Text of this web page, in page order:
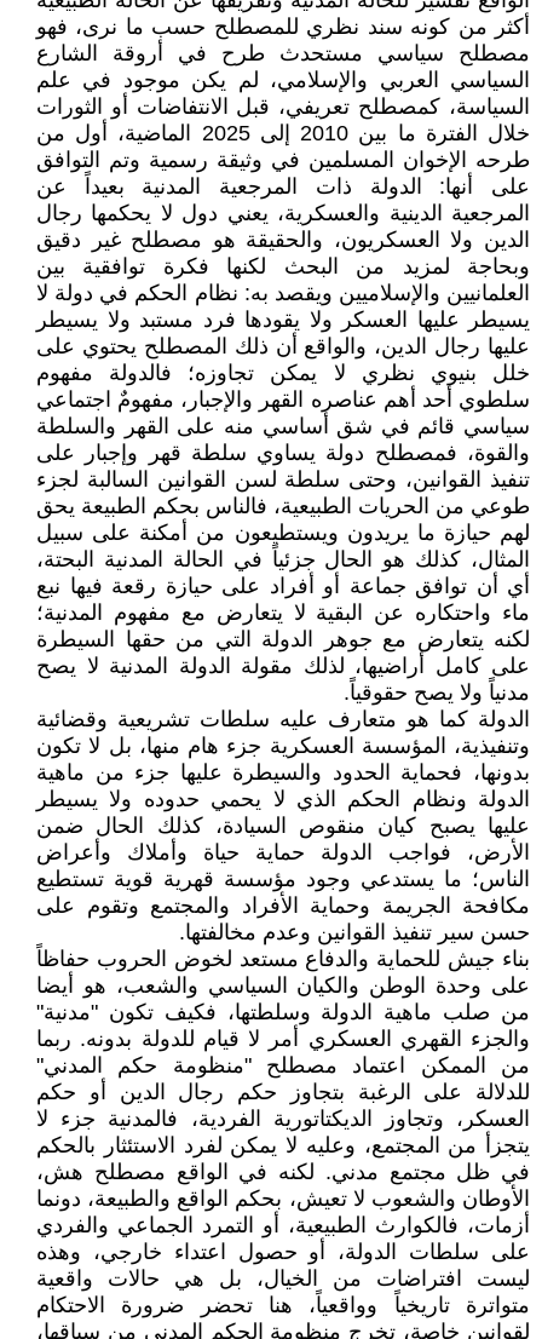
أكثر من كونه سند نظري للمصطلح حسب ما نرى، فهو
مصطلح سياسي مستحدث طرح في أروقة الشارع
السياسي العربي والإسلامي، لم يكن موجود في علم
السياسة، كمصطلح تعريفي، قبل الانتفاضات أو الثورات
خلال الفترة ما بين 2010 إلى 2025 الماضية، أول من
طرحه الإخوان المسلمين في وثيقة رسمية وتم التوافق
على أنها: الدولة ذات المرجعية المدنية بعيداً عن
المرجعية الدينية والعسكرية، يعني دول لا يحكمها رجال
الدين ولا العسكريون، والحقيقة هو مصطلح غير دقيق
وبحاجة لمزيد من البحث لكنها فكرة توافقية بين
العلمانيين والإسلاميين ويقصد به: نظام الحكم في دولة لا
يسيطر عليها العسكر ولا يقودها فرد مستبد ولا يسيطر
عليها رجال الدين، والواقع أن ذلك المصطلح يحتوي على
خلل بنيوي نظري لا يمكن تجاوزه؛ فالدولة مفهوم
سلطوي أحد أهم عناصره القهر والإجبار، مفهومٌ اجتماعي
سياسي قائم في شق أساسي منه على القهر والسلطة
والقوة، فمصطلح دولة يساوي سلطة قهر وإجبار على
تنفيذ القوانين، وحتى سلطة لسن القوانين السالبة لجزء
طوعي من الحريات الطبيعية، فالناس بحكم الطبيعة يحق
لهم حيازة ما يريدون ويستطيعون من أمكنة على سبيل
المثال، كذلك هو الحال جزئياً في الحالة المدنية البحتة،
أي أن توافق جماعة أو أفراد على حيازة رقعة فيها نبع
ماء واحتكاره عن البقية لا يتعارض مع مفهوم المدنية؛
لكنه يتعارض مع جوهر الدولة التي من حقها السيطرة
على كامل أراضيها، لذلك مقولة الدولة المدنية لا يصح
مدنياً ولا يصح حقوقياً.
الدولة كما هو متعارف عليه سلطات تشريعية وقضائية
وتنفيذية، المؤسسة العسكرية جزء هام منها، بل لا تكون
بدونها، فحماية الحدود والسيطرة عليها جزء من ماهية
الدولة ونظام الحكم الذي لا يحمي حدوده ولا يسيطر
عليها يصبح كيان منقوص السيادة، كذلك الحال ضمن
الأرض، فواجب الدولة حماية حياة وأملاك وأعراض
الناس؛ ما يستدعي وجود مؤسسة قهرية قوية تستطيع
مكافحة الجريمة وحماية الأفراد والمجتمع وتقوم على
حسن سير تنفيذ القوانين وعدم مخالفتها.
بناء جيش للحماية والدفاع مستعد لخوض الحروب حفاظاً
على وحدة الوطن والكيان السياسي والشعب، هو أيضا
من صلب ماهية الدولة وسلطتها، فكيف تكون "مدنية"
والجزء القهري العسكري أمر لا قيام للدولة بدونه. ربما
من الممكن اعتماد مصطلح "منظومة حكم المدني"
للدلالة على الرغبة بتجاوز حكم رجال الدين أو حكم
العسكر، وتجاوز الديكتاتورية الفردية، فالمدنية جزء لا
يتجزأ من المجتمع، وعليه لا يمكن لفرد الاستئثار بالحكم
في ظل مجتمع مدني. لكنه في الواقع مصطلح هش،
الأوطان والشعوب لا تعيش، بحكم الواقع والطبيعة، دونما
أزمات، فالكوارث الطبيعية، أو التمرد الجماعي والفردي
على سلطات الدولة، أو حصول اعتداء خارجي، وهذه
ليست افتراضات من الخيال، بل هي حالات واقعية
متواترة تاريخياً وواقعياً، هنا تحضر ضرورة الاحتكام
لقوانين خاصة، تخرج منظومة الحكم المدني من سياقها،